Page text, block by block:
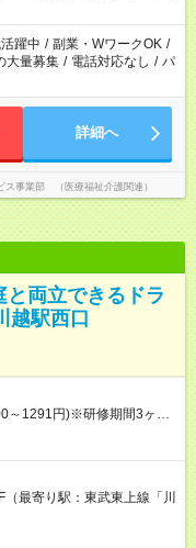
遣の原則禁止）により、
しい場合があります
躍中 / 副業・WワークOK /
大量募集 / 電話対応なし / パ
詳細へ
事業部 （医療福祉介護関連）
両立できるドラ
越駅西口
～1291円)※研修期間3ヶ月
社内試験合格後、時給＋50
入社日
形態、給与は本採用時と
最寄り駅：東武東上線「川